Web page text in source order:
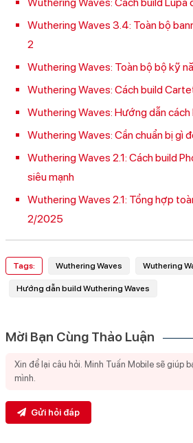
Wuthering Waves: Cách build Lupa
Wuthering Waves 3.4: Toàn bộ
2
Wuthering Waves: Toàn bộ bộ kỹ
Wuthering Waves: Cách build
Wuthering Waves: Hướng dẫn cách
Wuthering Waves: Cần chuẩn bị gì
Wuthering Waves 2.1: Cách build
siêu mạnh
Wuthering Waves 2.1: Tổng hợp
2/2025
Tags: Wuthering Waves Wuthering
Hướng dẫn build Wuthering Waves
Mời Bạn Cùng Thảo Luận
Gửi hỏi đáp